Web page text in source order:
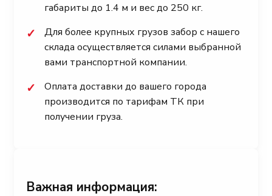
габариты до 1.4 м и вес до 250 кг.
✓
Для более крупных грузов забор с нашего
склада осуществляется силами выбранной
вами транспортной компании.
✓
Оплата доставки до вашего города
производится по тарифам ТК при
получении груза.
Важная информация: